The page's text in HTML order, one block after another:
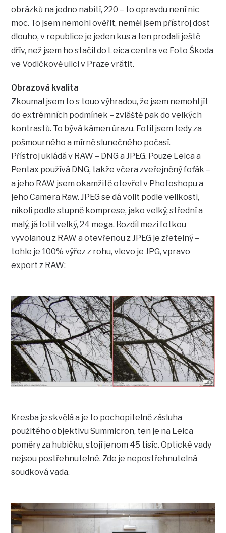
obrázků na jedno nabití, 220 – to opravdu není nic
moc. To jsem nemohl ověřit, neměl jsem přístroj dost
dlouho, v republice je jeden kus a ten prodali ještě
dřív, než jsem ho stačil do Leica centra ve Foto Škoda
ve Vodičkově ulici v Praze vrátit.
Obrazová kvalita
Zkoumal jsem to s touo výhradou, že jsem nemohl jít
do extrémních podmínek – zvláště pak do velkých
kontrastů. To bývá kámen úrazu. Fotil jsem tedy za
pošmourného a mírně slunečného počasí.
Přístroj ukládá v RAW – DNG a JPEG. Pouze Leica a
Pentax používá DNG, takže včera zveřejněný foťák –
a jeho RAW jsem okamžitě otevřel v Photoshopu a
jeho Camera Raw. JPEG se dá volit podle velikosti,
nikoli podle stupně komprese, jako velký, střední a
malý, já fotil velký, 24 mega. Rozdíl mezi fotkou
vyvolanou z RAW a otevřenou z JPEG je zřetelný –
tohle je 100% výřez z rohu, vlevo je JPG, vpravo
export z RAW:
Kresba je skvělá a je to pochopitelně zásluha
použitého objektivu Summicron, ten je na Leica
poměry za hubičku, stojí jenom 45 tisíc. Optické vady
nejsou postřehnutelné. Zde je nepostřehnutelná
soudková vada.